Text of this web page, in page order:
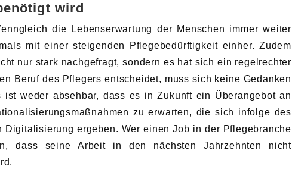
wird
die Lebenserwartung der Menschen immer weiter
mit einer steigenden Pflegebedürftigkeit einher. Zudem
nur stark nachgefragt, sondern es hat sich ein regelrechter
Beruf des Pflegers entscheidet, muss sich keine Gedanken
weder absehbar, dass es in Zukunft ein Überangebot an
zu erwarten, die sich infolge des
ergeben. Wer einen Job in der Pflegebranche
dass seine Arbeit in den nächsten Jahrzehnten nicht